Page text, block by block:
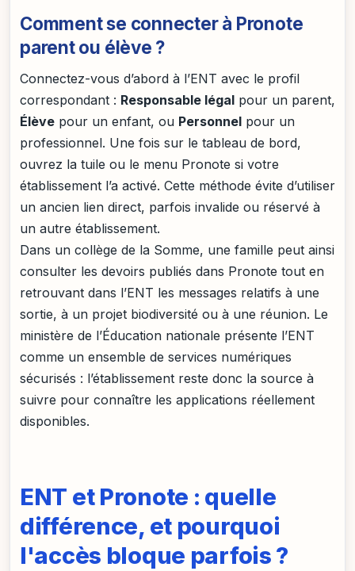
Comment se connecter à Pronote
parent ou élève ?
Connectez-vous d’abord à l’ENT avec le profil
correspondant : Responsable légal pour un parent,
Élève pour un enfant, ou Personnel pour un
professionnel. Une fois sur le tableau de bord,
ouvrez la tuile ou le menu Pronote si votre
établissement l’a activé. Cette méthode évite d’utiliser
un ancien lien direct, parfois invalide ou réservé à
un autre établissement.
Dans un collège de la Somme, une famille peut ainsi
consulter les devoirs publiés dans Pronote tout en
retrouvant dans l’ENT les messages relatifs à une
sortie, à un projet biodiversité ou à une réunion. Le
ministère de l’Éducation nationale présente l’ENT
comme un ensemble de services numériques
sécurisés : l’établissement reste donc la source à
suivre pour connaître les applications réellement
disponibles.
ENT et Pronote : quelle
différence, et pourquoi
l'accès bloque parfois ?